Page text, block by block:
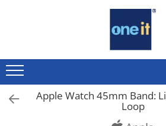
Laptop, Tablete & Telefoane
Laptop / Notebook
Notebook Consumer
Apple Watch 45mm Band:
Loop